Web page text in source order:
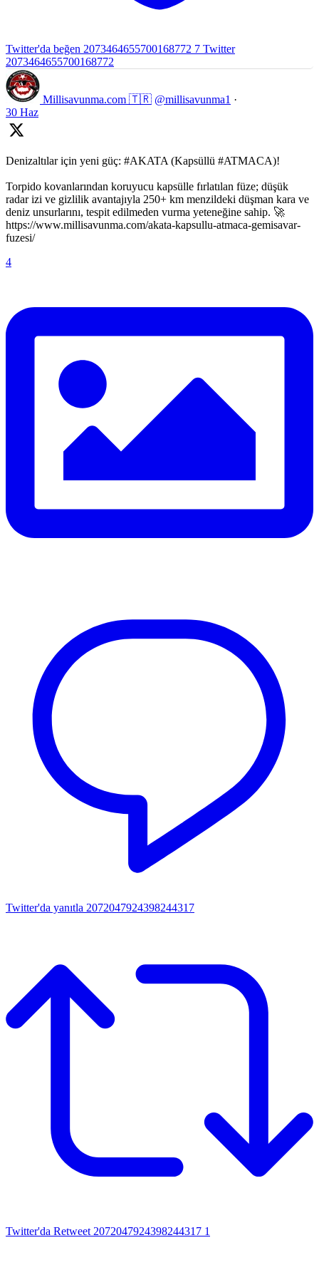
Twitter'da beğen 2073464655700168772 7 Twitter
2073464655700168772
Millisavunma.com 🇹🇷 @millisavunma1 ·
30 Haz
Denizaltılar için yeni güç: #AKATA (Kapsüllü #ATMACA)!
Torpido kovanlarından koruyucu kapsülle fırlatılan füze; düşük
radar izi ve gizlilik avantajıyla 250+ km menzildeki düşman kara ve
deniz unsurlarını, tespit edilmeden vurma yeteneğine sahip. 🚀
https://www.millisavunma.com/akata-kapsullu-atmaca-gemisavar-
fuzesi/
4
Twitter'da yanıtla 2072047924398244317
Twitter'da Retweet 2072047924398244317 1